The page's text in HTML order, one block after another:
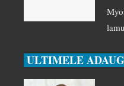
ULTIMELE